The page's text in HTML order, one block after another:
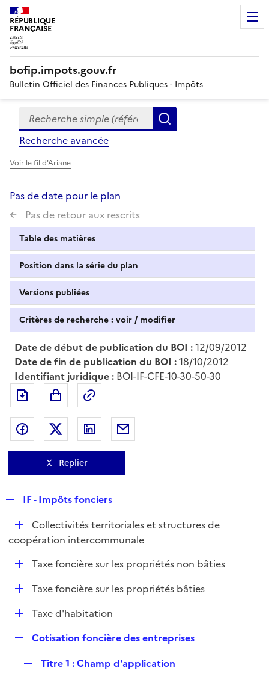
RÉPUBLIQUE
FRANÇAISE
bofip.impots.gouv.fr
Bulletin Officiel des Finances Publiques - Impôts
Formulaire
de
recherche
Recherche simple (références, mots clés, partie du
Recherche avancée
Voir le fil d'Ariane
Pas de date pour le plan
Pas de retour aux rescrits
Table des matières
Position dans la série du plan
Versions publiées
Critères de recherche : voir / modifier
Date de début de publication du BOI :12/09/2012
Date de fin de publication du BOI :18/10/2012
Identifiant juridique : BOI-IF-CFE-10-30-50-30
Exporter le document au format pdf
Partager sur Facebook
Partager sur Twitter
Partager sur LinkedIn
Replier
p
l
i
e
r
IF - Impôts fonciers
D
é
Collectivités territoriales et structures de
coopération intercommunale
DTaxe foncière sur les propriétés non bâties
D
e
Taxe foncière sur les propriétés bâties
D
p
Taxe d'habitation
p
Cotisation foncière des entreprises
Titre 1 : Champ d'application